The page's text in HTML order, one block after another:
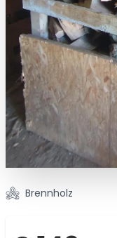
Brennholz